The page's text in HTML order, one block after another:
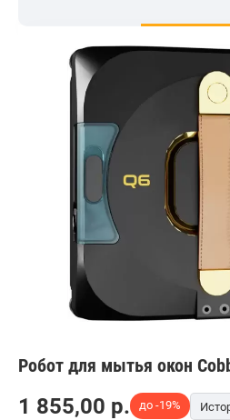
Робот для мытья окон
1 855,00 p. до -19%